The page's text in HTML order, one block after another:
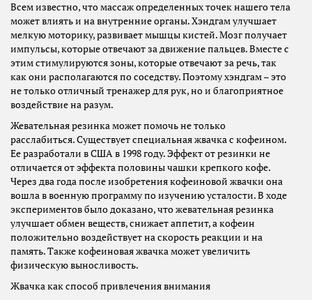
Всем известно, что массаж определенных точек нашего тела
может влиять и на внутренние органы. Хэндгам улучшает
мелкую моторику, развивает мышцы кистей. Мозг получает
импульсы, которые отвечают за движение пальцев. Вместе с
этим стимулируются зоны, которые отвечают за речь, так
как они располагаются по соседству. Поэтому хэндгам – это
не только отличный тренажер для рук, но и благоприятное
воздействие на разум.
Жевательная резинка может помочь не только
расслабиться. Существует специальная жвачка с кофеином.
Ее разработали в США в 1998 году. Эффект от резинки не
отличается от эффекта половины чашки крепкого кофе.
Через два года после изобретения кофеиновой жвачки она
вошла в военную программу по изучению усталости. В ходе
экспериментов было доказано, что жевательная резинка
улучшает обмен веществ, снижает аппетит, а кофеин
положительно воздействует на скорость реакции и на
память. Также кофеиновая жвачка может увеличить
физическую выносливость.
Жвачка как способ привлечения внимания